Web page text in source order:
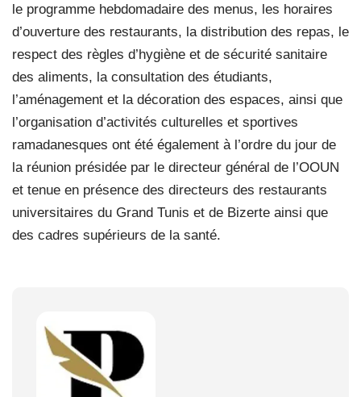
le programme hebdomadaire des menus, les horaires
d’ouverture des restaurants, la distribution des repas, le
respect des règles d’hygiène et de sécurité sanitaire
des aliments, la consultation des étudiants,
l’aménagement et la décoration des espaces, ainsi que
l’organisation d’activités culturelles et sportives
ramadanesques ont été également à l’ordre du jour de
la réunion présidée par le directeur général de l’OOUN
et tenue en présence des directeurs des restaurants
universitaires du Grand Tunis et de Bizerte ainsi que
des cadres supérieurs de la santé.